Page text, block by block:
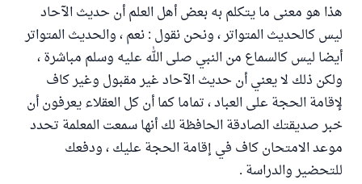
هذا هو معنى ما يتكلم به بعض أهل العلم أن حديث الآحاد
ليس كالحديث المتواتر ، ونحن نقول : نعم ، والحديث المتواتر
أيضا ليس كالسماع من النبي صلى الله عليه وسلم مباشرة ،
ولكن ذلك لا يعني أن حديث الآحاد غير مقبول وغير كاف
لإقامة الحجة على العباد ، تماما كما أن كل العقلاء يعرفون أن
خبر صديقتك الصادقة الحافظة لك أنها سمعت المعلمة تحدد
موعد الامتحان كاف في إقامة الحجة عليك ، ودفعك
للتحضير والدراسة .